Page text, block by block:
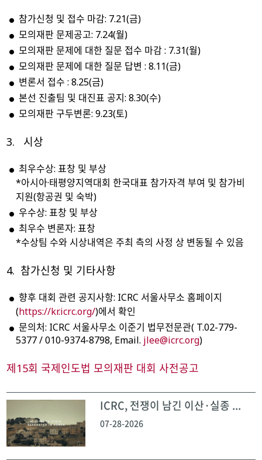
참가신청 및 접수 마감: 7.21(금)
모의재판 문제공고: 7.24(월)
모의재판 문제에 대한 질문 접수 마감 : 7.31(월)
모의재판 문제에 대한 질문 답변 : 8.11(금)
변론서 접수 : 8.25(금)
본선 진출팀 및 대진표 공지: 8.30(수)
모의재판 구두변론: 9.23(토)
3. 시상
최우수상: 표창 및 부상
*아시아·태평양지역대회 한국대표 참가자격 부여 및 참가비
지원(항공권 및 숙박)
우수상: 표창 및 부상
최우수 변론자: 표창
*수상팀 수와 시상내역은 주최 측의 사정 상 변동될 수 있음
4. 참가신청 및 기타사항
향후 대회 관련 공지사항: ICRC 서울사무소 홈페이지
(https://kr.icrc.org/)에서 확인
문의처: ICRC 서울사무소 이준기 법무전문관( T.02-779-
5377 / 010-9374-8798, Email. jlee@icrc.org)
제15회 국제인도법 모의재판 대회 사전공고
ICRC, 전쟁이 남긴 이산·실종 ...
07-28-2026